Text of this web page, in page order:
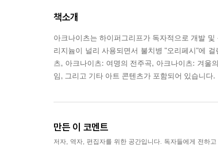
책소개
아크나이츠는 하이퍼그리프가 독자적으로 개발
리지늄이 널리 사용되면서 불치병 "오리페시"에
츠, 아크나이츠: 여명의 전주곡, 아크나이츠: 겨울
임, 그리고 기타 아트 콘텐츠가 포함되어 있습니다.
만든 이 코멘트
저자, 역자, 편집자를 위한 공간입니다. 독자들에게 전하